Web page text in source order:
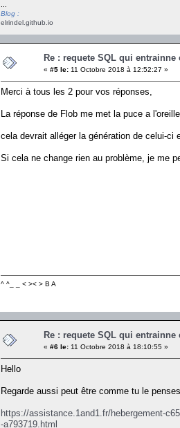
Blog :
elrindel.github.io
Re : requete SQL qui entrainne
« #5 le: 11 Octobre 2018 à 12:52:27 »
Merci à tous les 2 pour vos réponses,
La réponse de Flob me met la puce a
cela devrait alléger la génération de celui-ci
Si cela ne change rien au problème, je me
^ ^_ _ < >< > B A
Re : requete SQL qui entrainne
« #6 le: 11 Octobre 2018 à 18:10:55 »
Hello
Regarde aussi peut être comme tu le
https://assistance.1and1.fr/hebergement-
-a793719.html